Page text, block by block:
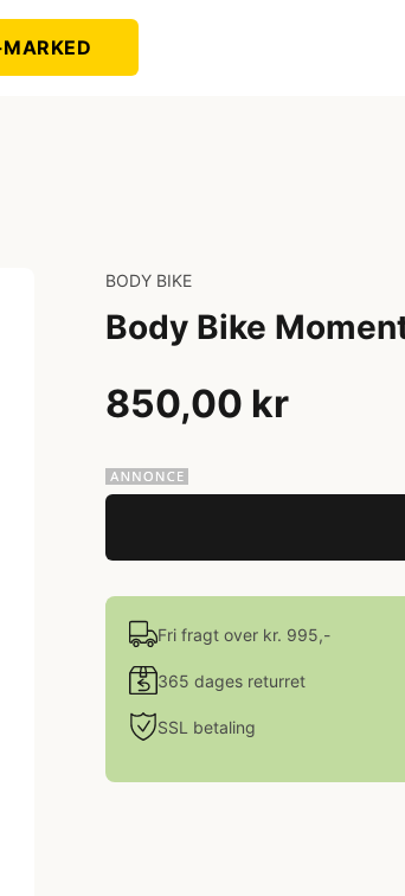
BODY BIKE
Body Bike
850,00 kr
Fri fragt over kr. 995,-
365 dages returret
SSL betaling